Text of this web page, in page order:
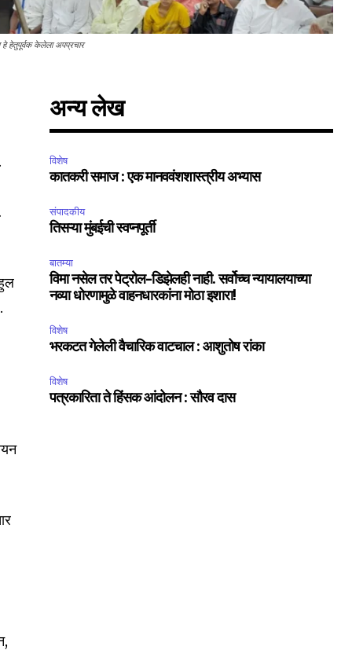
हेतुपूर्वक केलेला अपप्रचार
अन्य लेख
विशेष
कातकरी समाज : एक मानववंशशास्त्रीय अभ्यास
संपादकीय
तिसऱ्या मुंबईची स्वप्नपूर्ती
बातम्या
विमा नसेल तर पेट्रोल-डिझेलही नाही. सर्वोच्च न्यायालयाच्या
नव्या धोरणामुळे वाहनधारकांना मोठा इशारा!
विशेष
भरकटत गेलेली वैचारिक वाटचाल : आशुतोष रांका
विशेष
पत्रकारिता ते हिंसक आंदोलन : सौरव दास